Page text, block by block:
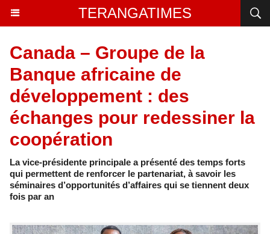
TERANGATIMES
Canada – Groupe de la
Banque africaine de
développement : des
échanges pour redessiner la
coopération
La vice-présidente principale a présenté des temps forts
qui permettent de renforcer le partenariat, à savoir les
séminaires d’opportunités d’affaires qui se tiennent deux
fois par an